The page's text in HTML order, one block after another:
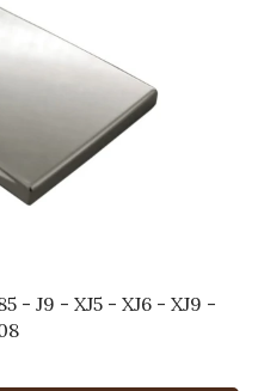
- J9 - XJ5 - XJ6 - XJ9 -